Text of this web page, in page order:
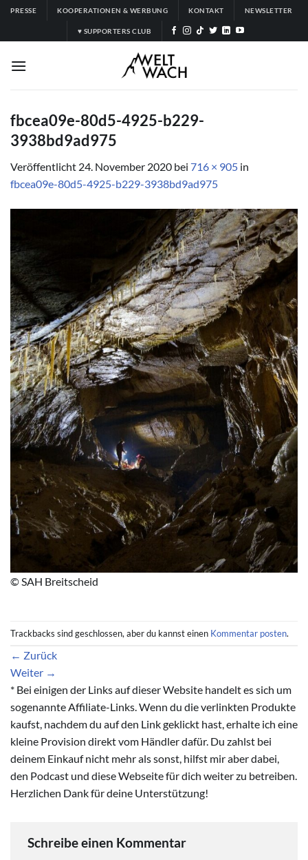
Zum
springen
PRESSE KOOPERATIONEN & WERBUNG KONTAKT NEWSLETTER
♥ SUPPORTERS CLUB
fbcea09e-80d5-4925-b229-
3938bd9ad975
Veröffentlicht 24. November 2020 bei 716 × 905 in
fbcea09e-80d5-4925-b229-3938bd9ad975
© SAH Breitscheid
Trackbacks sind geschlossen, aber du kannst einen Kommentar posten.
← Zurück
Weiter →
* Bei einigen der Links auf dieser Website handelt es sich um
sogenannte Affiliate-Links. Wenn du die verlinkten Produkte
kaufst, nachdem du auf den Link geklickt hast, erhalte ich eine
kleine Provision direkt vom Händler dafür. Du zahlst bei
deinem Einkauf nicht mehr als sonst, hilfst mir aber dabei,
den Podcast und diese Webseite für dich weiter zu betreiben.
Herzlichen Dank für deine Unterstützung!
Schreibe einen Kommentar